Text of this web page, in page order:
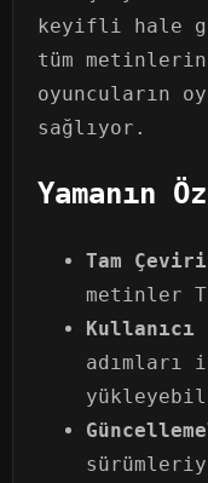
keyifli hale
tüm
oyuncuların
sağlıyor.
Yamanın
Tam
metinler
Kullanıcı
adımları